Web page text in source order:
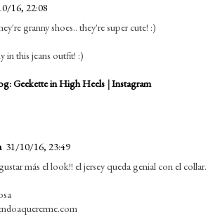
16, 22:08
granny shoes.. they're super cute! :)
in this jeans outfit! :)
Geekette in High Heels |Instagram
31/10/16, 23:49
más el look!! el jersey queda genial con el collar.